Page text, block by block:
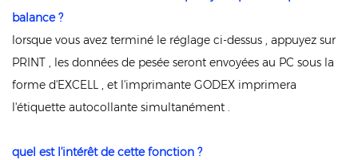
balance ?
lorsque vous avez terminé le réglage ci-dessus , appuyez sur
PRINT , les données de pesée seront envoyées au PC sous la
forme d'EXCELL , et l'imprimante GODEX imprimera
l'étiquette autocollante simultanément .
quel est l'intérêt de cette fonction ?